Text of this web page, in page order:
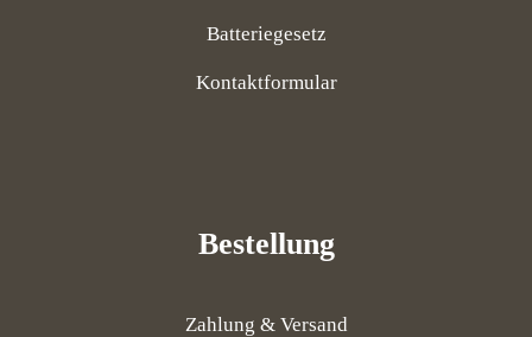
Batteriegesetz
Kontaktformular
Bestellung
Zahlung & Versand